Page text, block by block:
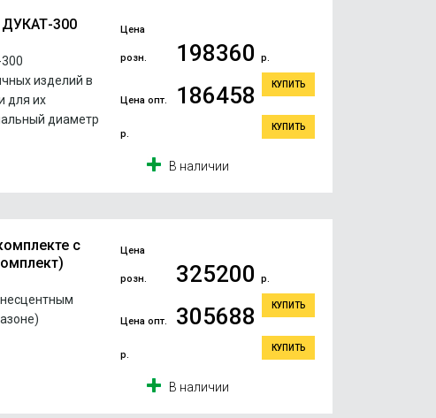
300
изделий в
для их
диаметр
Цена
розн. 198360 р.
КУПИТЬ
Цена опт. 186458
р.
КУПИТЬ
В наличии
с
Цена
розн. 325200 р.
КУПИТЬ
Цена опт. 305688
р.
КУПИТЬ
В наличии